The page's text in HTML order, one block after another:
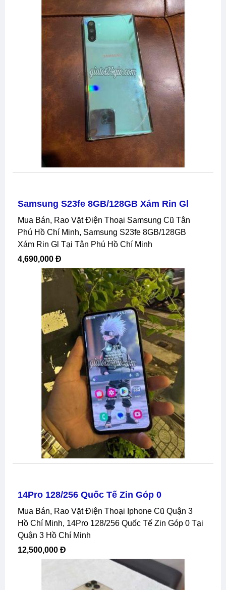
Samsung S23fe 8GB/128GB Xám Rin Gl
Mua Bán, Rao Vặt Điện Thoại Samsung Cũ Tân
Phú Hồ Chí Minh, Samsung S23fe 8GB/128GB
Xám Rin Gl Tại Tân Phú Hồ Chí Minh
4,690,000 Đ
14Pro 128/256 Quốc Tế Zin Góp 0
Mua Bán, Rao Vặt Điện Thoại Iphone Cũ Quận 3
Hồ Chí Minh, 14Pro 128/256 Quốc Tế Zin Góp 0 Tại
Quận 3 Hồ Chí Minh
12,500,000 Đ